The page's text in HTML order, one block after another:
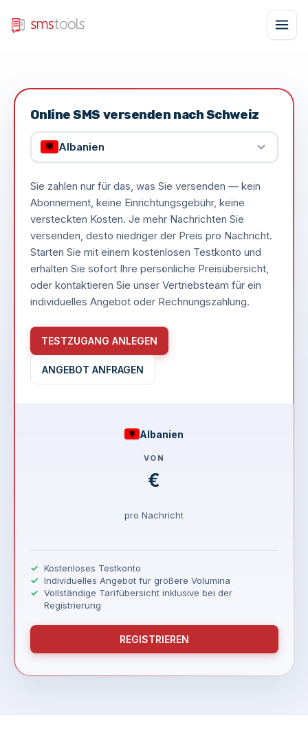
Online SMS versenden nach Schweiz
Albanien
Sie zahlen nur für das, was Sie versenden — kein
Abonnement, keine Einrichtungsgebühr, keine
versteckten Kosten. Je mehr Nachrichten Sie
versenden, desto niedriger der Preis pro Nachricht.
Starten Sie mit einem kostenlosen Testkonto und
erhalten Sie sofort Ihre persönliche Preisübersicht,
oder kontaktieren Sie unser Vertriebsteam für ein
individuelles Angebot oder Rechnungszahlung.
TESTZUGANG ANLEGEN
ANGEBOT ANFRAGEN
Albanien
VON
€
pro Nachricht
Kostenloses Testkonto
Individuelles Angebot für größere Volumina
Vollständige Tarifübersicht inklusive bei der
Registrierung
REGISTRIEREN